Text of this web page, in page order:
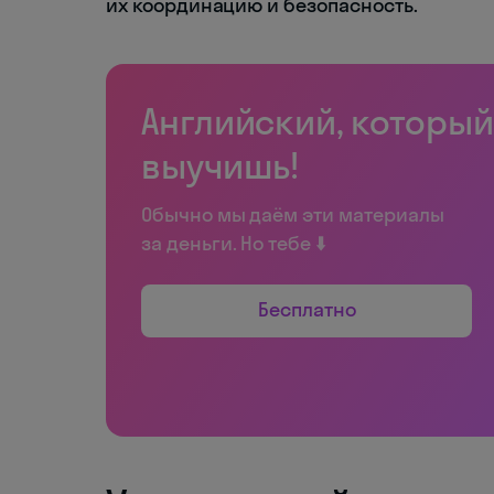
Английский,
выучишь!
Обычно мы даём эти материалы
за деньги. Но тебе ⬇️
Бесплатно